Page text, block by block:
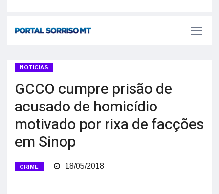
NOTÍCIAS
GCCO cumpre prisão de
acusado de homicídio
motivado por rixa de facções
em Sinop
CRIME 18/05/2018